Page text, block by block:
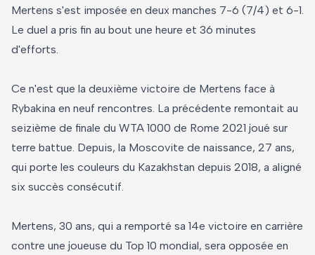
Mertens s'est imposée en deux manches 7-6 (7/4) et 6-1.
Le duel a pris fin au bout une heure et 36 minutes
d'efforts.
Ce n'est que la deuxième victoire de Mertens face à
Rybakina en neuf rencontres. La précédente remontait au
seizième de finale du WTA 1000 de Rome 2021 joué sur
terre battue. Depuis, la Moscovite de naissance, 27 ans,
qui porte les couleurs du Kazakhstan depuis 2018, a aligné
six succès consécutif.
Mertens, 30 ans, qui a remporté sa 14e victoire en carrière
contre une joueuse du Top 10 mondial, sera opposée en